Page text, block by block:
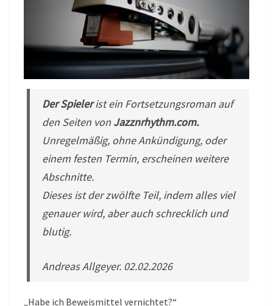
Der Spielerist ein Fortsetzungsroman auf
den Seiten von Jazznrhythm.com.
Unregelmäßig, ohne Ankündigung, oder
einem festen Termin, erscheinen weitere
Abschnitte.
Dieses ist der zwölfte Teil, indem alles viel
genauer wird, aber auch schrecklich und
blutig.
Andreas Allgeyer. 02.02.2026
„Habe ich Beweismittel vernichtet?“